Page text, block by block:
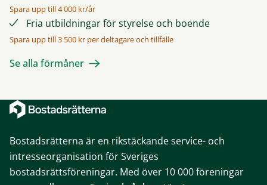
Spara upp till 4 000 kr/år
Fria utbildningar för styrelse och boende
Spara upp till 3 500 kr per deltagare och tillfälle
Se alla förmåner
Bostadsrätterna är en rikstäckande service- och
intresseorganisation för Sveriges
bostadsrättsföreningar. Med över 10 000 föreningar